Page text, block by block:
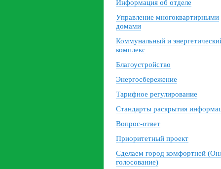
Информация об отделе
Управление многоквартирными
домами
Коммунальный и
комплекс
Благоустройство
Энергосбережение
Тарифное регулирование
Стандарты раскрытия
Вопрос-ответ
Приоритетный проект
Сделаем город комфортней
голосование)